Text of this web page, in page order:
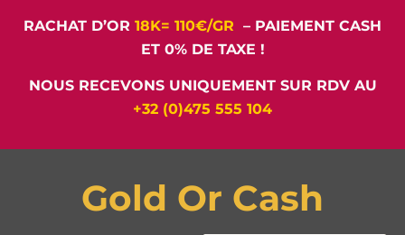
RACHAT D’OR 18K= 110€/GR – PAIEMENT CASH
ET 0% DE TAXE !
NOUS RECEVONS UNIQUEMENT SUR RDV AU
+32 (0)475 555 104
Gold Or Cash